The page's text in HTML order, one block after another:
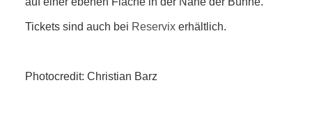
Tickets sind auch bei Reservix erhältlich.
Photocredit: Christian Barz